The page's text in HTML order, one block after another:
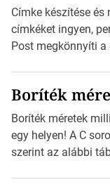
Címke készítése
címkéket ingyen,
Post megkönnyíti a
igazán foroghatnak
zajlik a saját címke
Válasszon méretet
méretét. Akár
Boríték
Boríték méretek
egy helyen! A C
szerint az alábbi